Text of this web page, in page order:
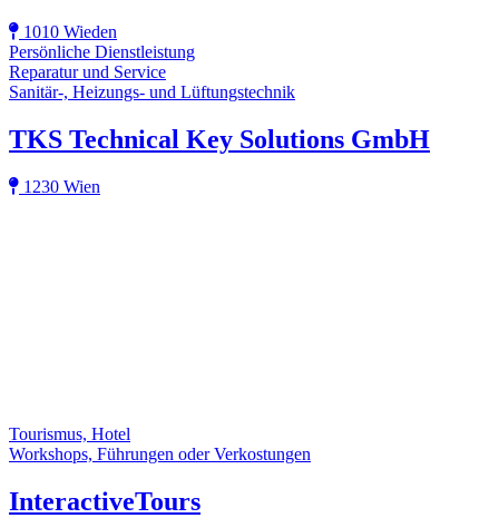
1010 Wieden
Persönliche Dienstleistung
Reparatur und Service
Sanitär-, Heizungs- und Lüftungstechnik
TKS Technical Key Solutions GmbH
1230 Wien
Tourismus, Hotel
Workshops, Führungen oder Verkostungen
InteractiveTours